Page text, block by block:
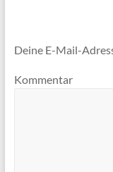
Deine E-Mail-
Kommentar